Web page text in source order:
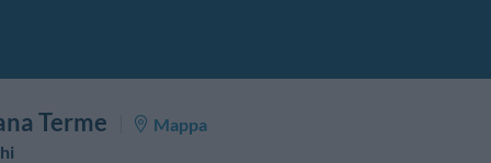
Terme
Mappa